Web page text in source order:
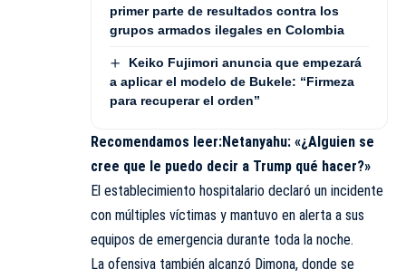
primer parte de resultados contra los
grupos armados ilegales en Colombia
Keiko Fujimori anuncia que empezará
a aplicar el modelo de Bukele: “Firmeza
para recuperar el orden”
Recomendamos leer:Netanyahu: «¿Alguien se
cree que le puedo decir a Trump qué hacer?»
El establecimiento hospitalario declaró un incidente
con múltiples víctimas y mantuvo en alerta a sus
equipos de emergencia durante toda la noche.
La ofensiva también alcanzó Dimona, donde se